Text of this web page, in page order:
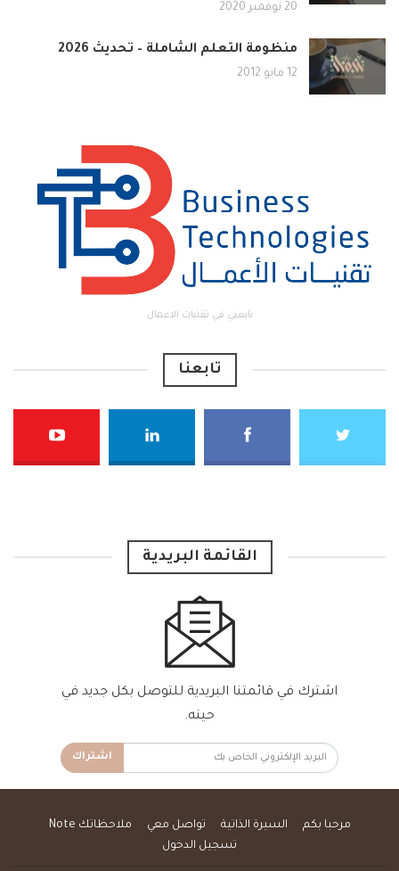
20 نوفمبر 2020
منظومة التعلم الشاملة – تحديث 2026
12 مايو 2012
تابعني في تقنيات الاعمال
تابعنا
القائمة البريدية
اشترك في قائمتنا البريدية للتوصل بكل جديد في
حينه.
اشتراك
مرحبا بكم السيرة الذاتية تواصل معي
ملاحظاتك Note
تسجيل الدخول